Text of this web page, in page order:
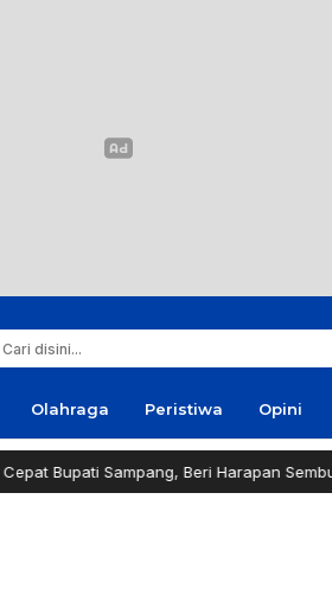
Olahraga Peristiwa Opini
Beri Harapan Sembuh Pria